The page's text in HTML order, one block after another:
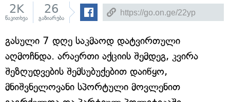
2K
წაკითხვა
26
გაზიარება
გასული 7 დღე საკმაოდ დატვირთული
აღმოჩნდა. არაერთი აქციის შემდეგ, კვირა
შეზღუდვების შემსუბუქებით დაიწყო,
მნიშვნელოვანი სპორტული მოვლენით